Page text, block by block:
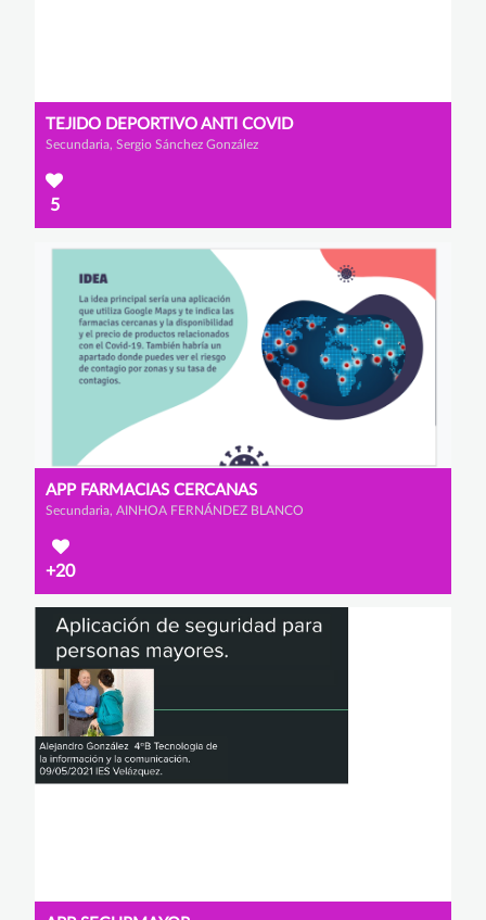
TEJIDO DEPORTIVO ANTI COVID
Secundaria, Sergio Sánchez González
5
APP FARMACIAS CERCANAS
Secundaria, AINHOA FERNÁNDEZ BLANCO
+20